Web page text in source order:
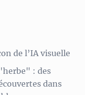
de l’IA visuelle
: des
dans